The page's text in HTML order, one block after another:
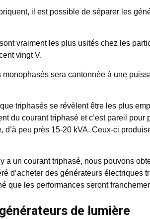
il est possible de séparer les
vraiment les plus usités chez les
vingt V.
monophasés sera cantonnée à une
triphasés se révèlent être les plus
du courant triphasé et c’est pareil pour
peu près 15-20 kVA. Ceux-ci
a un courant triphasé, nous pouvons
d’acheter des générateurs électriques
que les performances seront
de lumière